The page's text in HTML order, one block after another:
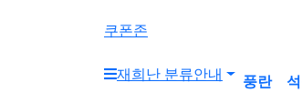
쿠폰존
재희난 분류안내
풍란